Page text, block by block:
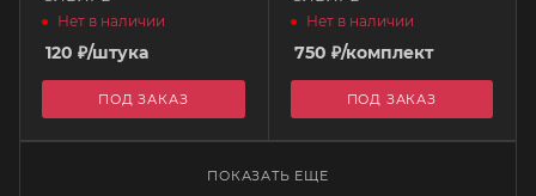
Нет в наличии
120 ₽/штука
ПОД ЗАКАЗ
Нет в наличии
750 ₽/комплект
ПОД ЗАКАЗ
ПОКАЗАТЬ ЕЩЕ